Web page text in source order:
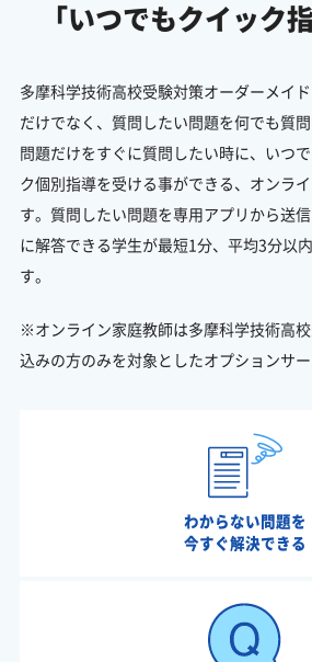
「いつでもクイック
多摩科学技術高校受験対策オーダーメイ
だけでなく、質問したい問題を何でも質
問題だけをすぐに質問したい時に、いつ
ク個別指導を受ける事ができる、オンラ
す。質問したい問題を専用アプリから送
に解答できる学生が最短1分、平均3分以
す。
※オンライン家庭教師は多摩科学技術高
込みの方のみを対象としたオプションサー
わからない問題を
今すぐ解決できる